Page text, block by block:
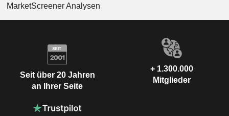
MarketScreener Analysen
Seit über 20 Jahren
an Ihrer Seite
+ 1.300.000
Mitglieder